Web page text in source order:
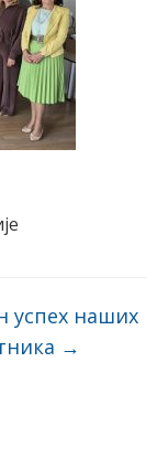
успех наших
→